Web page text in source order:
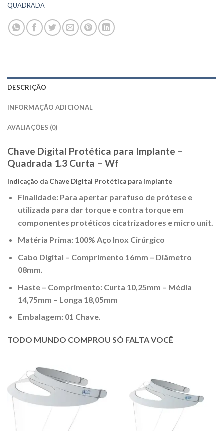
QUADRADA
DESCRIÇÃO
INFORMAÇÃO ADICIONAL
AVALIAÇÕES (0)
Chave Digital Protética para Implante –
Quadrada 1.3 Curta – Wf
Indicação da Chave Digital Protética para Implante
Finalidade: Para apertar parafuso de prótese e
utilizada para dar torque e contra torque em
componentes protéticos cicatrizadores e micro unit.
Matéria Prima: 100% Aço Inox Cirúrgico
Cabo Digital – Comprimento 16mm – Diâmetro
08mm.
Haste – Comprimento: Curta 10,25mm – Média
14,75mm – Longa 18,05mm
Embalagem: 01 Chave.
TODO MUNDO COMPROU SÓ FALTA VOCÊ